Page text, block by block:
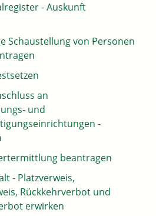
- Auskunft
Schaustellung von Personen
an
und
-
beantragen
- Platzverweis,
Rückkehrverbot und
erwirken